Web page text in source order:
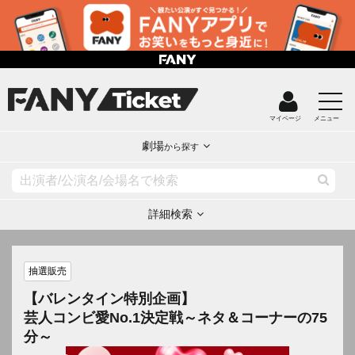
マイページ メニュー
劇場から探す
詳細検索
抽選販売
【バレンタイン特別企画】
芸人コンビ愛No.1決定戦～ネタ＆コーナーの75
分～